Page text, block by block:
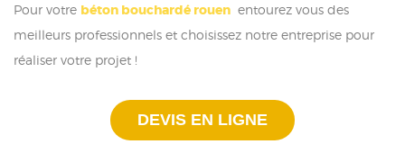
Pour votre béton bouchardé rouen entourez vous des
meilleurs professionnels et choisissez notre entreprise pour
réaliser votre projet !
DEVIS EN LIGNE